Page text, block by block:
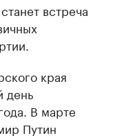
встреча
края
день
В марте
Путин